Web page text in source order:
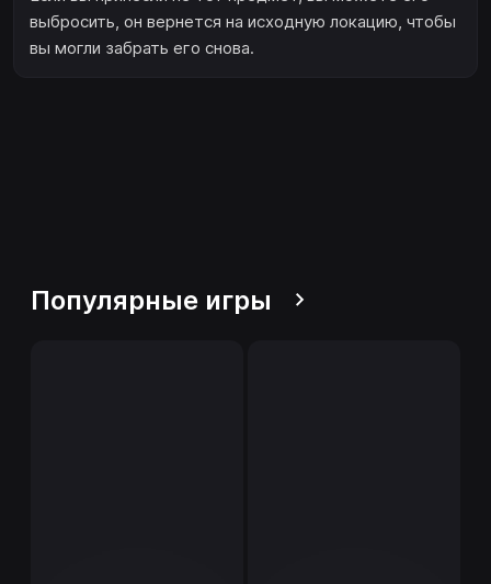
выбросить, он вернется на исходную локацию, чтобы
вы могли забрать его снова.
Популярные игры